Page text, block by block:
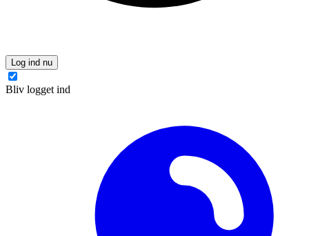
Log ind nu
Bliv logget ind